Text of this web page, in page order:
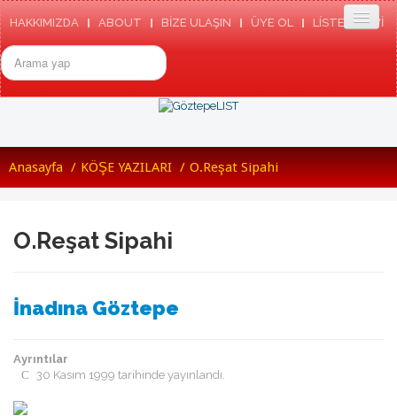
HAKKIMIZDA ABOUT BİZE ULAŞIN ÜYE OL LÍSTE ARSIVI
arama...
ANASAYFA
GÖZTEPE
RESMI SITE
ETKINLIKLER
GÖZTEPE'NIN ENLERI
KÜNYE/TEMSILCILIKLER
TOPLANTILAR
Anasayfa / KÖŞE YAZILARI / O.Reşat Sipahi
O.Reşat Sipahi
İnadına Göztepe
Ayrıntılar
30 Kasım 1999 tarihinde yayınlandı.